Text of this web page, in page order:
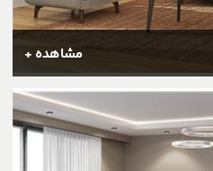
مشاهده +